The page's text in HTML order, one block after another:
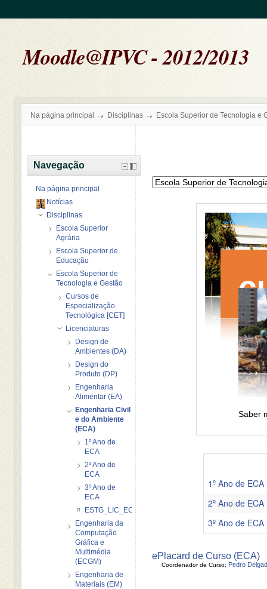
Moodle@IPVC - 2012/2013
Na página principal Disciplinas Escola Superior de Tecnologia e
Saber
1º Ano de ECA
2º Ano de ECA
3º Ano de ECA
ePlacard de Curso (ECA)
Coordenador de Curso: Pedro
Navegação
Na página principal
Notícias
Disciplinas
Escola Superior
Agrária
Escola Superior de
Educação
Escola Superior de
Tecnologia e Gestão
Cursos de
Especialização
Tecnológica [CET]
Licenciaturas
Design de
Ambientes (DA)
Design do
Produto (DP)
Engenharia
Alimentar (EA)
Engenharia Civil
e do Ambiente
(ECA)
1º Ano de
ECA
2º Ano de
ECA
3º Ano de
ECA
ESTG_LIC_ECA_ePLACARD_20122013
Engenharia da
Computação
Gráfica e
Multimédia
(ECGM)
Engenharia de
Materiais (EM)